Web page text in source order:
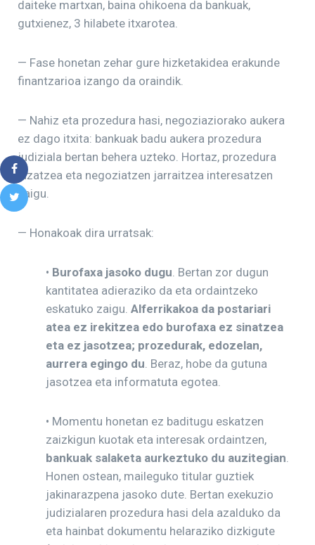
daiteke martxan, baina ohikoena da bankuak,
gutxienez, 3 hilabete itxarotea.
— Fase honetan zehar gure hizketakidea erakunde
finantzarioa izango da oraindik.
— Nahiz eta prozedura hasi, negoziaziorako aukera
ez dago itxita: bankuak badu aukera prozedura
judiziala bertan behera uzteko. Hortaz, prozedura
luzatzea eta negoziatzen jarraitzea interesatzen
zaigu.
— Honakoak dira urratsak:
• Burofaxa jasoko dugu . Bertan zor dugun
kantitatea adieraziko da eta ordaintzeko
eskatuko zaigu. Alferrikakoa da postariari
atea ez irekitzea edo burofaxa ez sinatzea
eta ez jasotzea; prozedurak, edozelan,
aurrera egingo du . Beraz, hobe da gutuna
jasotzea eta informatuta egotea.
• Momentu honetan ez baditugu eskatzen
zaizkigun kuotak eta interesak ordaintzen,
bankuak salaketa aurkeztuko du auzitegian
Honen ostean, maileguko titular guztiek
jakinarazpena jasoko dute. Bertan exekuzio
judizialaren prozedura hasi dela azalduko da
eta hainbat dokumentu helaraziko dizkigute